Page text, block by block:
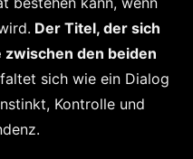
Der Titel, der sich
den beiden
sich wie ein Dialog
Kontrolle und